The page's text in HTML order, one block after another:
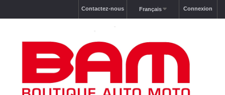
Connexion
Français
Contactez-nous